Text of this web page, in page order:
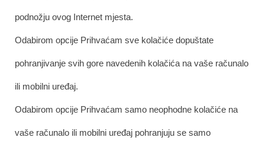
podnožju ovog Internet mjesta.
Odabirom opcije Prihvaćam sve kolačiće dopuštate
pohranjivanje svih gore navedenih kolačića na vaše računalo
ili mobilni uređaj.
Odabirom opcije Prihvaćam samo neophodne kolačiće na
vaše računalo ili mobilni uređaj pohranjuju se samo